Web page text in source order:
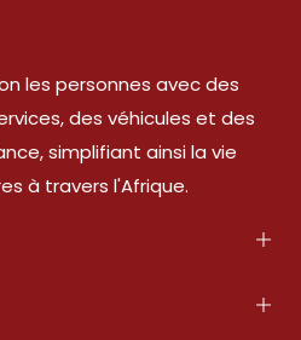
les personnes avec des
des véhicules et des
simplifiant ainsi la vie
à travers l'Afrique.